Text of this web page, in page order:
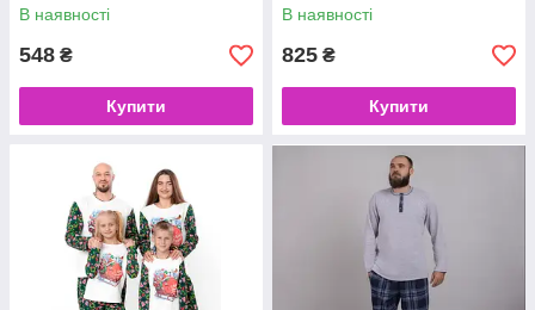
В наявності
548 ₴
Купити
В наявності
825 ₴
Купити